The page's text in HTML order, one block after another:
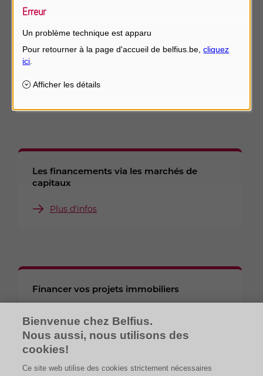
Plus d'infos
Les financements via les marchés de
capitaux
Plus d'infos
Financer vos projets immobiliers
Plus d'infos
Bienvenue chez Belfius.
Nous aussi, nous utilisons des
cookies!
Ce site web utilise des cookies strictement nécessaires
Erreur
Un problème technique est apparu